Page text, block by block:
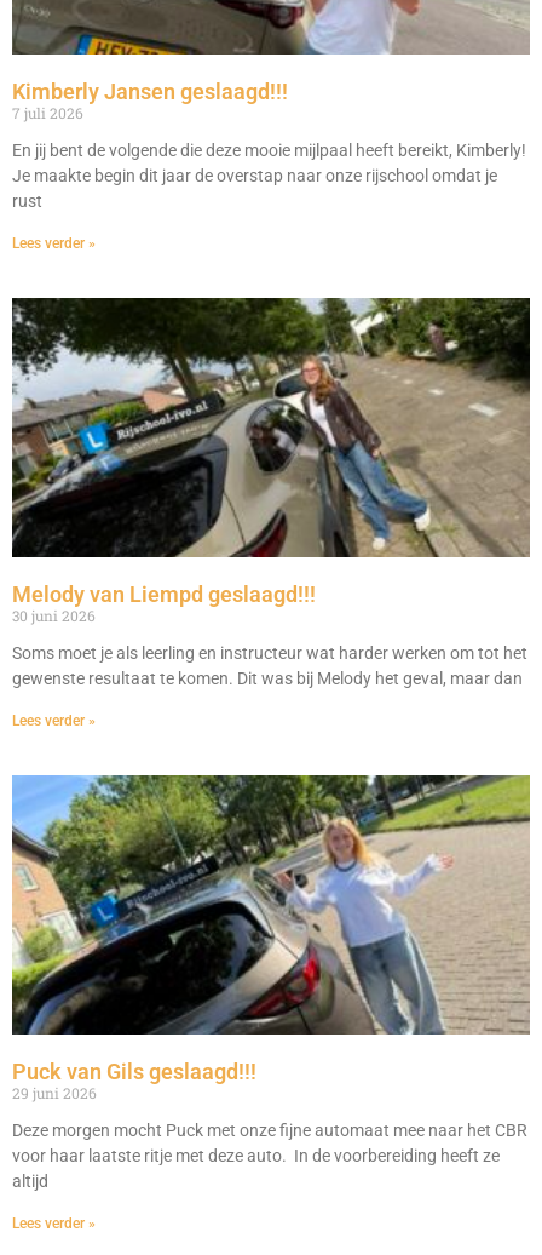
Kimberly Jansen geslaagd!!!
7 juli 2026
En jij bent de volgende die deze mooie mijlpaal heeft bereikt, Kimberly!
Je maakte begin dit jaar de overstap naar onze rijschool omdat je
rust
Lees verder »
Melody van Liempd geslaagd!!!
30 juni 2026
Soms moet je als leerling en instructeur wat harder werken om tot het
gewenste resultaat te komen. Dit was bij Melody het geval, maar dan
Lees verder »
Puck van Gils geslaagd!!!
29 juni 2026
Deze morgen mocht Puck met onze fijne automaat mee naar het CBR
voor haar laatste ritje met deze auto. In de voorbereiding heeft ze
altijd
Lees verder »